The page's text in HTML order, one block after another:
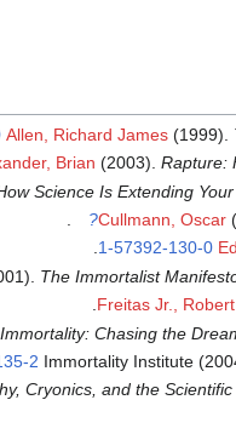
Allen, Richard James(1999).
Brian (2003). Rapture:
Science Is Extending
Cullmann, Oscar
1-57392-130-0
.
The Immortalist
Freitas Jr., Robert
Chasing the
Immortality Institute
2
Cryonics, and the